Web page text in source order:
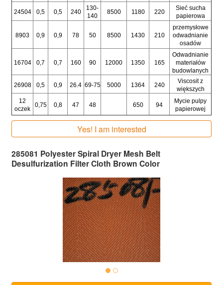
24504 0,5 0,5 240
130-
140
8500 1180 220
Sieć sucha
papierowa
8903 0,9 0,9 78 50 8500 1430 210
przemysłowe
odwadnianie
osadów
16704 0,7 0,7 160 90 12000 1350 165
Odwadnianie
materiałów
budowlanych
26908 0,5 0,9 26.4 69-75 5000 1364 240
Viscosit z
większych
12
oczek
0,75 0,8 47 48 650 94
Mycie pulpy
papierowej
Yes! I am interested
285081 Polyester Spiral Dryer Mesh Belt
Desulfurization Filter Cloth Brown Color